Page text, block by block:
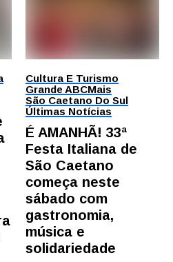
Cultura E Turismo
Grande ABCMais
São Caetano Do Sul
Últimas Notícias
É AMANHÃ! 33ª
Festa Italiana de
São Caetano
começa neste
sábado com
gastronomia,
música e
solidariedade